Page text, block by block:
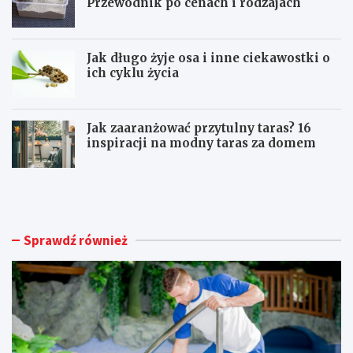
Jak długo żyje osa i inne ciekawostki o
ich cyklu życia
Jak zaaranżować przytulny taras? 16
inspiracji na modny taras za domem
U
m
n
i
e
c
z
y
I
s
t
u
e
ż
w
Sprawdź również